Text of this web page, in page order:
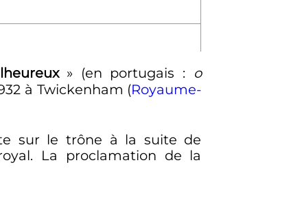
» (en portugais :
o
à Twickenham (Royaume-
sur le trône à la suite de
La proclamation de la